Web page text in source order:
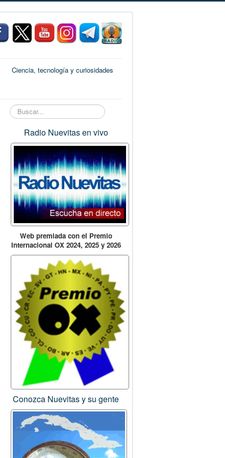
Ciencia, tecnología y curiosidades
Buscar...
Radio Nuevitas en vivo
Web premiada con el Premio
Internacional OX 2024, 2025 y 2026
Conozca Nuevitas y su gente